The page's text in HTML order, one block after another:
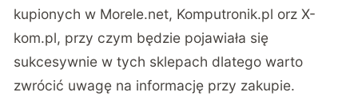
kupionych w Morele.net, Komputronik.pl orz X-
kom.pl, przy czym będzie pojawiała się
sukcesywnie w tych sklepach dlatego warto
zwrócić uwagę na informację przy zakupie.